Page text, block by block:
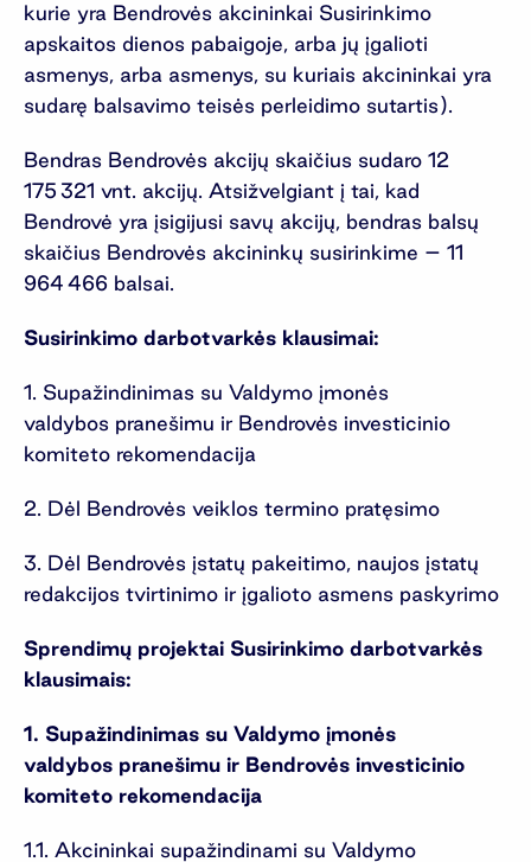
kurie yra Bendrovės akcininkai Susirinkimo
apskaitos dienos pabaigoje, arba jų įgalioti
asmenys, arba asmenys, su kuriais akcininkai yra
sudarę balsavimo teisės perleidimo sutartis).
Bendras Bendrovės akcijų skaičius sudaro 12
175 321 vnt. akcijų. Atsižvelgiant į tai, kad
Bendrovė yra įsigijusi savų akcijų, bendras balsų
skaičius Bendrovės akcininkų susirinkime – 11
964 466 balsai.
Susirinkimo darbotvarkės klausimai:
1. Supažindinimas su Valdymo įmonės
valdybos pranešimu ir Bendrovės investicinio
komiteto rekomendacija
2. Dėl Bendrovės veiklos termino pratęsimo
3. Dėl Bendrovės įstatų pakeitimo, naujos įstatų
redakcijos tvirtinimo ir įgalioto asmens paskyrimo
Sprendimų projektai Susirinkimo darbotvarkės
klausimais:
1. Supažindinimas su Valdymo įmonės
valdybos pranešimu ir Bendrovės investicinio
komiteto rekomendacija
1.1. Akcininkai supažindinami su Valdymo